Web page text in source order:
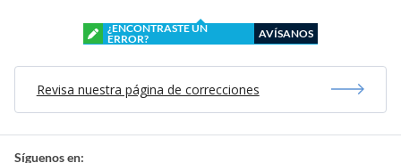
¿ENCONTRASTE UN
ERROR?
AVÍSANOS
Revisa nuestra página de correcciones
Síguenos en: